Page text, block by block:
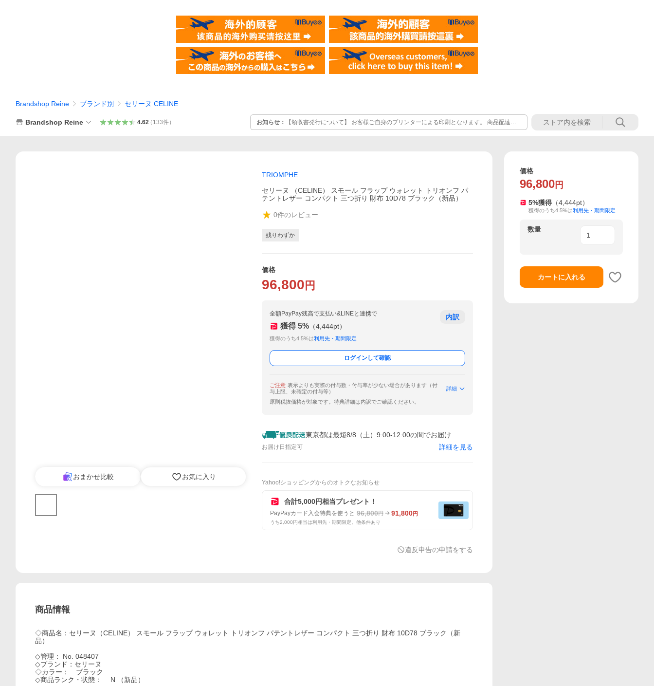
Brandshop Reine ブランド別 セリーヌ CELINE
Brandshop Reine 4.62（ 133件） お知らせ：
【領収書発行について】 お客様ご自身のプリンターによる印刷となります。 商品配達完
了後の翌日以降に発行手続きが可能となりますので、「購入履歴」から印刷発行下さい。
おまかせ比較 お気に入り
TRIOMPHE
セリーヌ （CELINE） スモール フラップ ウォレット トリオンフ パ
テントレザー コンパクト 三つ折り 財布 10D78 ブラック（新品）
0件のレビュー
残りわずか
価格
96,800 円
全額PayPay残高で支払い&LINEと連携で
獲得 5% （4,444pt）
獲得のうち4.5%は利用先・期間限定
内訳
ログインして確認
ご注意 表示よりも実際の付与数・付与率が少ない場合があります（付
与上限、未確定の付与等）
詳細
原則税抜価格が対象です。特典詳細は内訳でご確認ください。
東京都は最短8/8（土）9:00-12:00の間でお届け
お届け日指定可 詳細を見る
Yahoo!ショッピングからのオトクなお知らせ
合計5,000円相当プレゼント！
PayPayカード入会特典を使うと 96,800円 91,800円
うち2,000円相当は利用先・期間限定。他条件あり
違反申告の申請をする
商品情報
◇商品名：セリーヌ（CELINE） スモール フラップ ウォレット トリオンフ パテントレザー コンパクト 三つ折り 財布 10D78 ブラック（新
品）
◇管理： No. 048407
◇ブランド：セリーヌ
◇カラー： ブラック
◇商品ランク・状態： N （新品）
価格
96,800 円
5%獲得 （4,444pt）
獲得のうち4.5%は利用先・期間限定
数量
カートに入れる